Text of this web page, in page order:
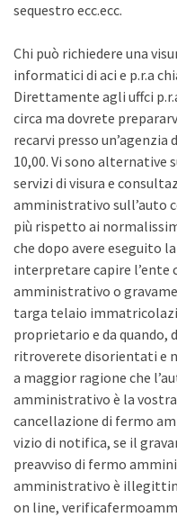
sequestro ecc.ecc.
Chi può richiedere una
informatici di aci e p.r.a
Direttamente agli uffci
circa ma dovrete
recarvi presso
10,00. Vi sono alternative
servizi di visura e
amministrativo sull’auto
più rispetto ai
che dopo avere eseguito
interpretare capire l’ente
amministrativo o
targa telaio
proprietario e da quando,
ritroverete disorientati e
a maggior ragione che
amministrativo è la
cancellazione di fermo
vizio di notifica, se il
preavviso di fermo
amministrativo è
on line,